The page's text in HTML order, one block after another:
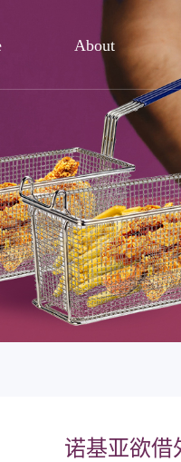
About
诺基亚欲借